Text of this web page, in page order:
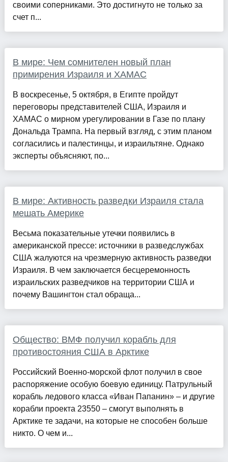
своими соперниками. Это достигнуто не только за
счет п...
В мире: Чем сомнителен новый план
примирения Израиля и ХАМАС
В воскресенье, 5 октября, в Египте пройдут
переговоры представителей США, Израиля и
ХАМАС о мирном урегулировании в Газе по плану
Дональда Трампа. На первый взгляд, с этим планом
согласились и палестинцы, и израильтяне. Однако
эксперты объясняют, по...
В мире: Активность разведки Израиля стала
мешать Америке
Весьма показательные утечки появились в
американской прессе: источники в разведслужбах
США жалуются на чрезмерную активность разведки
Израиля. В чем заключается бесцеремонность
израильских разведчиков на территории США и
почему Вашингтон стал обраща...
Общество: ВМФ получил корабль для
противостояния США в Арктике
Российский Военно-морской флот получил в свое
распоряжение особую боевую единицу. Патрульный
корабль ледового класса «Иван Папанин» – и другие
корабли проекта 23550 – смогут выполнять в
Арктике те задачи, на которые не способен больше
никто. О чем и...